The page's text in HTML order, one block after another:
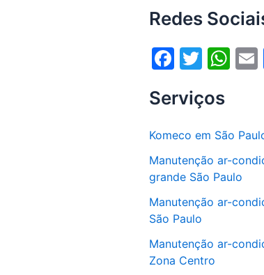
Redes
F
c
b
o
o
k
T
itt
er
W
s
A
p
l
Serviços
Komeco em São
Manutenção ar-
grande São Paulo
Manutenção ar-
São Paulo
Manutenção ar-
Zona Centro